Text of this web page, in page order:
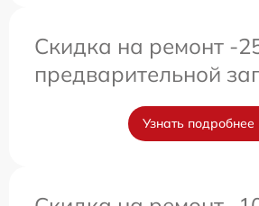
Скидка на ремонт -
предварительной
Узнать подробнее